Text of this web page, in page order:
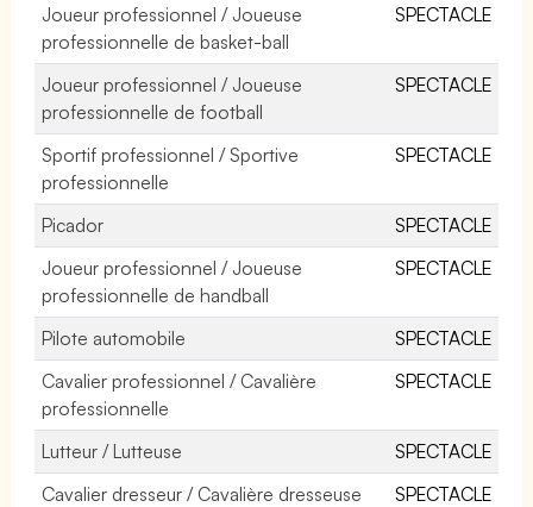
Joueur professionnel / Joueuse
professionnelle de basket-ball
SPECTACLE
Joueur professionnel / Joueuse
professionnelle de football
SPECTACLE
Sportif professionnel / Sportive
professionnelle
SPECTACLE
Picador
SPECTACLE
Joueur professionnel / Joueuse
professionnelle de handball
SPECTACLE
Pilote automobile
SPECTACLE
Cavalier professionnel / Cavalière
professionnelle
SPECTACLE
Lutteur / Lutteuse
SPECTACLE
Cavalier dresseur / Cavalière dresseuse
SPECTACLE